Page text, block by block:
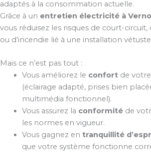
adaptés à la consommation actuelle.
Grâce à un entretien électricité à
vous réduisez les risques de court-
ou d’incendie lié à une installation
Mais ce n’est pas tout :
Vous améliorez le confortde
(éclairage adapté, prises bien
multimédia fonctionnel).
Vous assurez la conformitéde
les normes en vigueur.
Vous gagnez en tranquillité
que votre système fonctionne